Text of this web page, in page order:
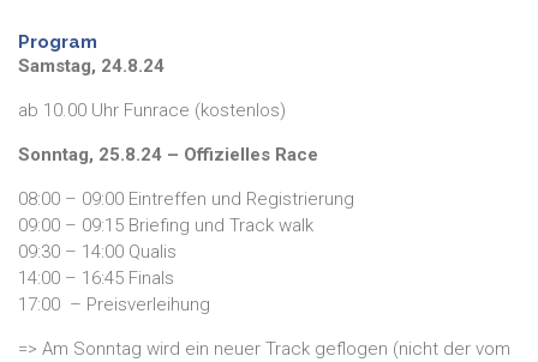
Program
Samstag, 24.8.24
ab 10.00 Uhr Funrace (kostenlos)
Sonntag, 25.8.24 – Offizielles Race
08:00 – 09:00 Eintreffen und Registrierung
09:00 – 09:15 Briefing und Track walk
09:30 – 14:00 Qualis
14:00 – 16:45 Finals
17:00 – Preisverleihung
=> Am Sonntag wird ein neuer Track geflogen (nicht der vom